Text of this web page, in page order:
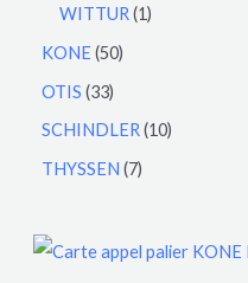
WITTUR 1
KONE 50
OTIS 33
SCHINDLER 10
THYSSEN 7